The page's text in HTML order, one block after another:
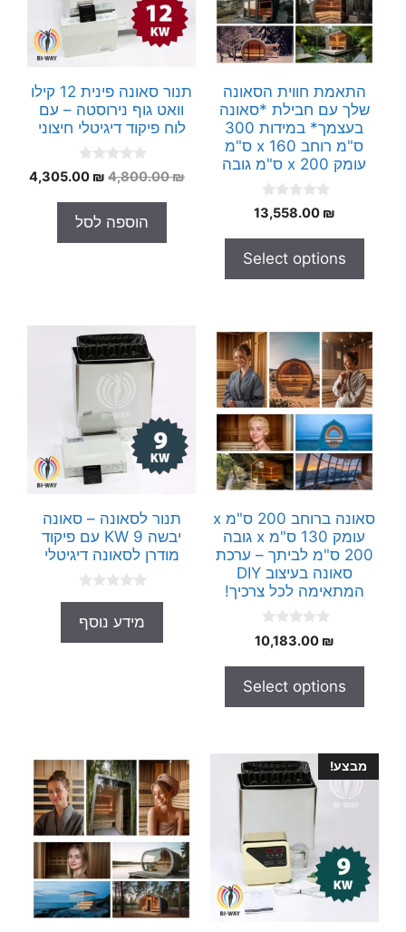
התאמת חווית הסאונה
שלך עם חבילת *סאונה
בעצמך* במידות 300
ס"מ רוחב x 160 ס"מ
עומק x 200 ס"מ גובה
0
o
o
5
13,558.00 ₪
Select options
תנור סאונה פינית 12 קילו
וואט גוף נירוסטה – עם
לוח פיקוד דיגיטלי חיצוני
0
o
o
5
4,800.00₪
המחיר
היה:
4,800.00 ₪.
4,305.00 ₪
הוספה לסל
סאונה ברוחב 200 ס"מ x
עומק 130 ס"מ x גובה
200 ס"מ לביתך – ערכת
סאונה בעיצוב DIY
המתאימה לכל צרכיך!
0
o
o
5
10,183.00 ₪
Select options
תנור לסאונה – סאונה
יבשה 9 KW עם פיקוד
מודרן לסאונה דיגיטלי
0
u
מידע נוסף
מבצע!